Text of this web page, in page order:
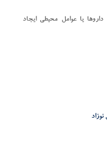
یا عوامل محیطی ایجاد